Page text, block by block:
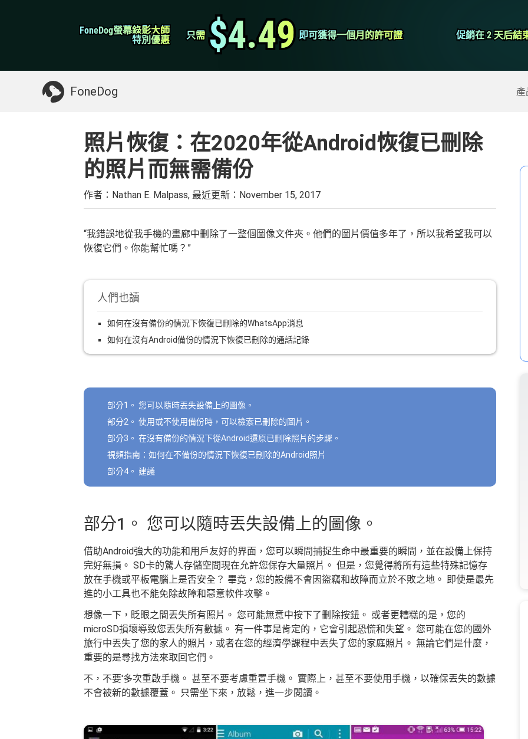
FoneDog螢幕錄影大師
FoneDog螢幕錄影大師
特別優惠
特別優惠 只需
只需 $4.49
$4.49 即可獲得一個月的許可證
即可獲得一個月的許可證 促銷在 2 天后結
促銷在 2 天后結
FoneDog 產
iPhone 清理 屏幕錄像大師
你可能需要的東西：
照片恢復：在2020年從Android恢復已刪除
的照片而無需備份
作者：Nathan E. Malpass, 最近更新： November 15, 2017
“我錯誤地從我手機的畫廊中刪除了一整個圖像文件夾。他們的圖片價值多年了，所以我希望我可以
恢復它們。你能幫忙嗎？”
人們也讀
如何在沒有備份的情況下恢復已刪除的WhatsApp消息
如何在沒有Android備份的情況下恢復已刪除的通話記錄
部分1。 您可以隨時丟失設備上的圖像。
部分2。 使用或不使用備份時，可以檢索已刪除的圖片。
部分3。 在沒有備份的情況下從Android還原已刪除照片的步驟。
視頻指南：如何在不備份的情況下恢復已刪除的Android照片
部分4。 建議
部分1。 您可以隨時丟失設備上的圖像。
借助Android強大的功能和用戶友好的界面，您可以瞬間捕捉生命中最重要的瞬間，並在設備上保持
完好無損。 SD卡的驚人存儲空間現在允許您保存大量照片。 但是，您覺得將所有這些特殊記憶存
放在手機或平板電腦上是否安全？ 畢竟，您的設備不會因盜竊和故障而立於不敗之地。 即使是最先
進的小工具也不能免除故障和惡意軟件攻擊。
想像一下，眨眼之間丟失所有照片。 您可能無意中按下了刪除按鈕。 或者更糟糕的是，您的
microSD損壞導致您丟失所有數據。 有一件事是肯定的，它會引起恐慌和失望。 您可能在您的國外
旅行中丟失了您的家人的照片，或者在您的經濟學課程中丟失了您的家庭照片。 無論它們是什麼，
重要的是尋找方法來取回它們。
不，不要'多次重啟手機。 甚至不要考慮重置手機。 實際上，甚至不要使用手機，以確保丟失的數據
不會被新的數據覆蓋。 只需坐下來，放鬆，進一步閱讀。